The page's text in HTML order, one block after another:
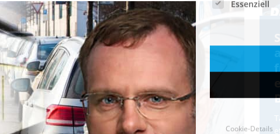
CDU & Ampel wollen nach
der Wahl wieder Afghanen
einfliegen: Zeit für ein
Asylmoratorium!
Die Bundesregierung und die CDU
halten die Wähler für dumm! Weil die
Stimmung wegen der von Afghanen